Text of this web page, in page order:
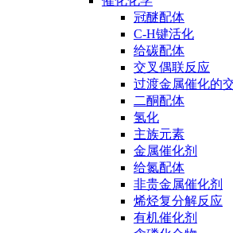
冠醚配体
C-H键活化
给碳配体
交叉偶联反应
过渡金属催化的
二酮配体
氢化
主族元素
金属催化剂
给氮配体
非贵金属催化剂
烯烃复分解反应
有机催化剂